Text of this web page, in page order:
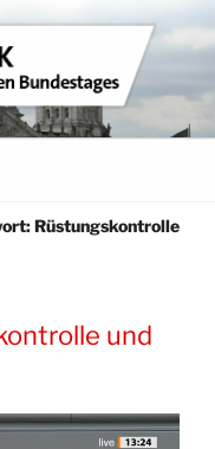
Rüstungskontrolle
und